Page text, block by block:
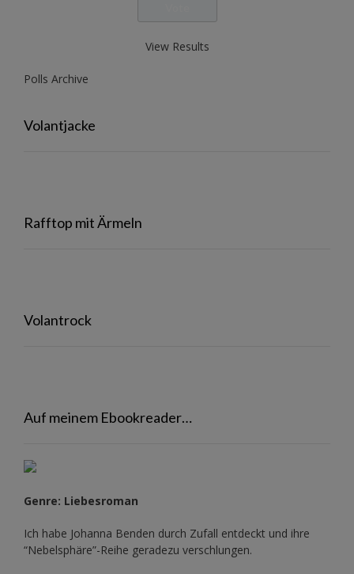
View Results
Polls Archive
Volantjacke
Rafftop mit Ärmeln
Volantrock
Auf meinem Ebookreader…
Genre: Liebesroman
Ich habe Johanna Benden durch Zufall entdeckt und ihre
“Nebelsphäre”-Reihe geradezu verschlungen.